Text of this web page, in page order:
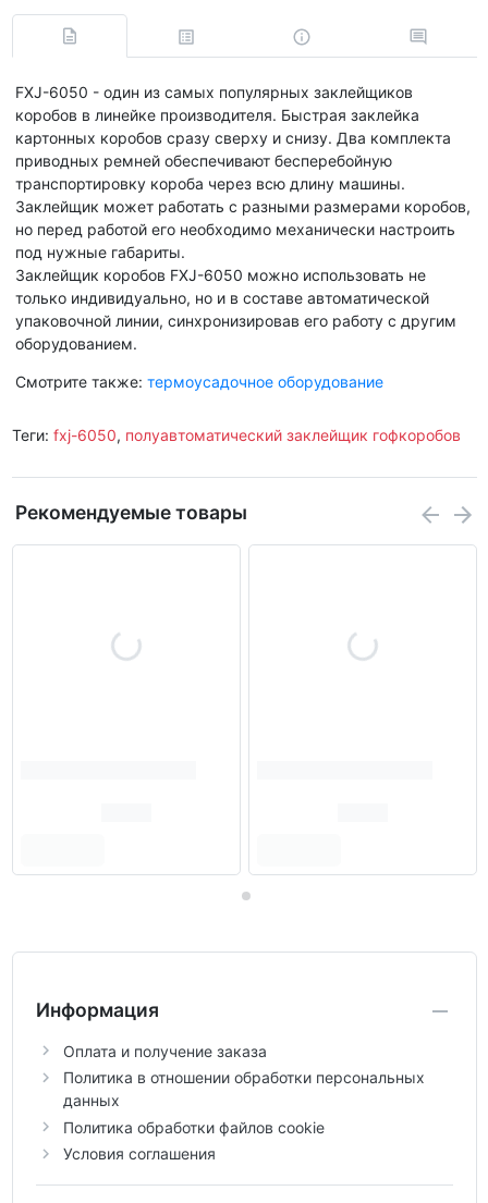
FXJ-6050 - один из самых популярных заклейщиков
коробов в линейке производителя. Быстрая заклейка
картонных коробов сразу сверху и снизу. Два комплекта
приводных ремней обеспечивают бесперебойную
транспортировку короба через всю длину машины.
Заклейщик может работать с разными размерами коробов,
но перед работой его необходимо механически настроить
под нужные габариты.
Заклейщик коробов FXJ-6050 можно использовать не
только индивидуально, но и в составе автоматической
упаковочной линии, синхронизировав его работу с другим
оборудованием.
Смотрите также: термоусадочное оборудование
Теги: fxj-6050, полуавтоматический заклейщик гофкоробов
Рекомендуемые товары
Информация
Оплата и получение заказа
Политика в отношении обработки персональных
данных
Политика обработки файлов cookie
Условия соглашения